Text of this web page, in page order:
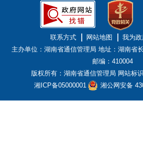
联系方式 网站地图
我为
主办单位：湖南省通信管理局 地址：湖南省
邮编：410004
版权所有：湖南省通信管理局 网站标
湘ICP备05000001
湘公网安备